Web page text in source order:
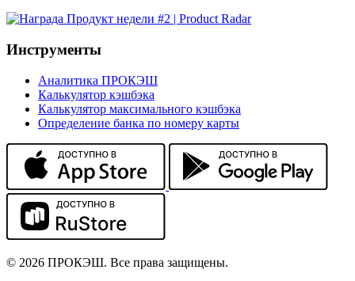
Инструменты
Аналитика ПРОКЭШ
Калькулятор кэшбэка
Калькулятор максимального кэшбэка
Определение банка по номеру карты
© 2026 ПРОКЭШ. Все права защищены.